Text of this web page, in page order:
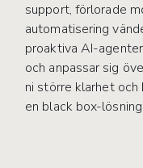
support, förlorade
automatisering
proaktiva AI-
och anpassar sig
ni större klarhet
en black box-lösning.